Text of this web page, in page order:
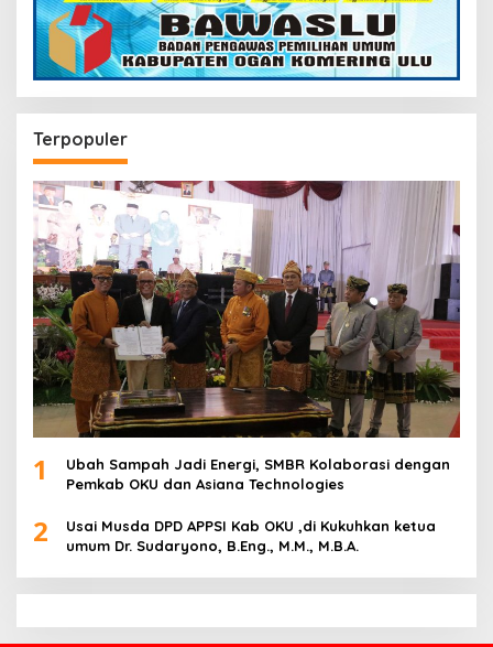
Terpopuler
1
Ubah Sampah Jadi Energi, SMBR Kolaborasi dengan
Pemkab OKU dan Asiana Technologies
2
Usai Musda DPD APPSI Kab OKU ,di Kukuhkan ketua
umum Dr. Sudaryono, B.Eng., M.M., M.B.A.